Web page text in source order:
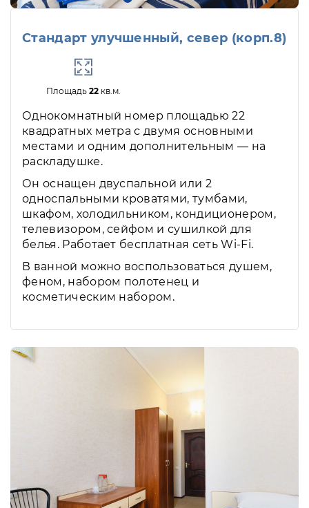
Стандарт улучшенный, север (корп.8)
Площадь 22кв.м.
Однокомнатный номер площадью 22
квадратных метра с двумя основными
местами и одним дополнительным — на
раскладушке.
Он оснащен двуспальной или 2
односпальными кроватями, тумбами,
шкафом, холодильником, кондиционером,
телевизором, сейфом и сушилкой для
белья. Работает бесплатная сеть Wi-Fi.
В ванной можно воспользоваться душем,
феном, набором полотенец и
косметическим набором.